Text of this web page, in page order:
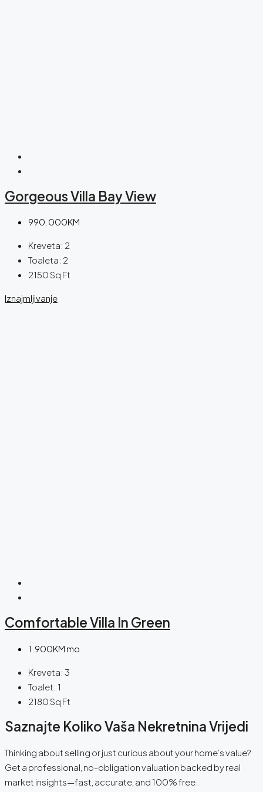
Gorgeous Villa Bay View
990.000KM
Kreveta: 2
Toaleta: 2
2150Sq Ft
Iznajmljivanje
Comfortable Villa In Green
1.900KM mo
Kreveta: 3
Toalet: 1
2180Sq Ft
Saznajte Koliko Vaša Nekretnina Vrijedi
Thinking about selling or just curious about your home’s value?
Get a professional, no-obligation valuation backed by real
market insights—fast, accurate, and 100% free.